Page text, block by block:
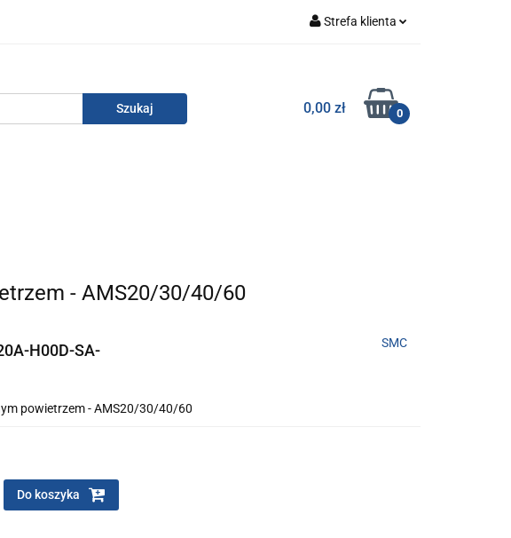
Strefa klienta
Zarejestruj się
Dodaj zgłoszenie
0,00 zł 0
DYSTRYBUTOR SMC
- AMS20/30/40/60
H00D-SA-
SMC
powietrzem - AMS20/30/40/60
Do koszyka